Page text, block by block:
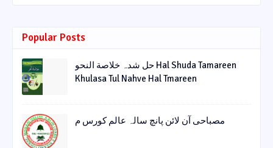
Popular Posts
حل شدہ خلاصة النحو Hal Shuda Tamareen
Khulasa Tul Nahve Hal Tmareen
مصباحی آن لائن پانچ سالہ عالم کورس م